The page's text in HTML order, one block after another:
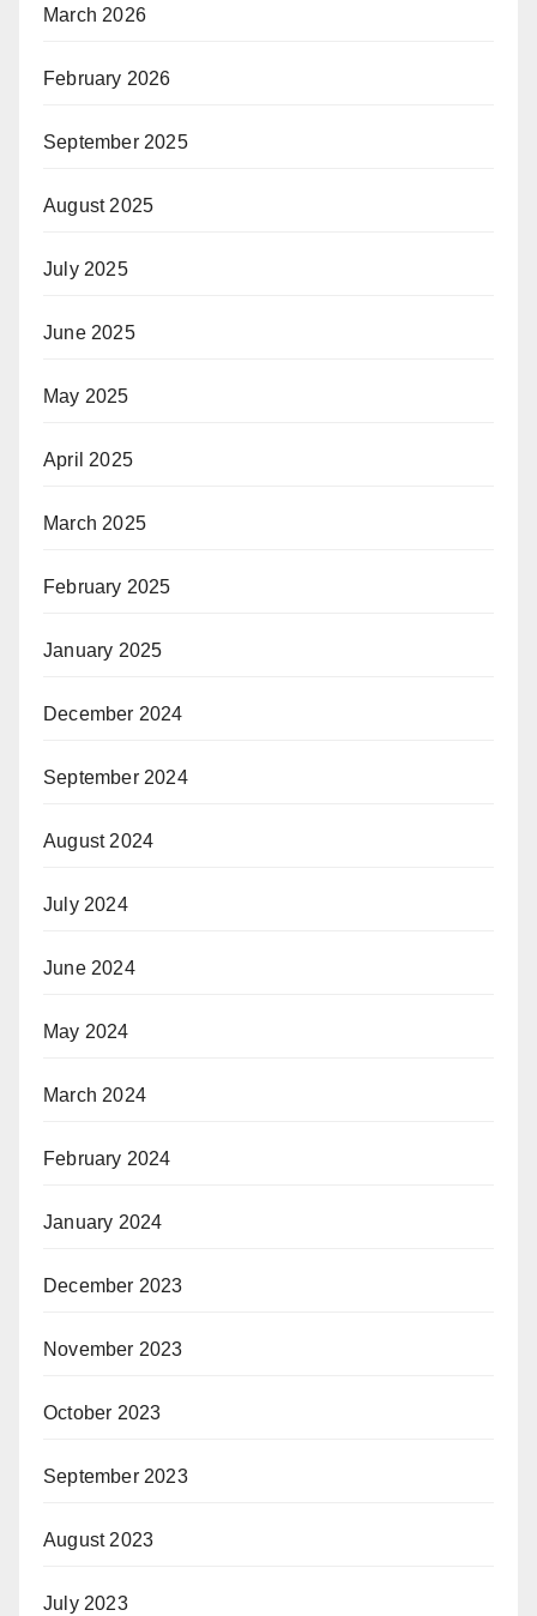
March 2026
February 2026
September 2025
August 2025
July 2025
June 2025
May 2025
April 2025
March 2025
February 2025
January 2025
December 2024
September 2024
August 2024
July 2024
June 2024
May 2024
March 2024
February 2024
January 2024
December 2023
November 2023
October 2023
September 2023
August 2023
July 2023